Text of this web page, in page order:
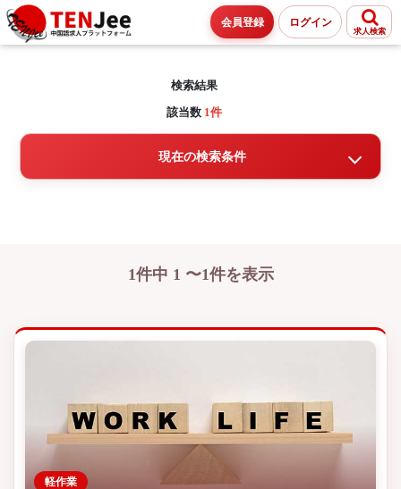
会員登録 ログイン
求人検索
検索結果
該当数 1件
現在の検索条件
1件中 1 〜1件を表示
軽作業